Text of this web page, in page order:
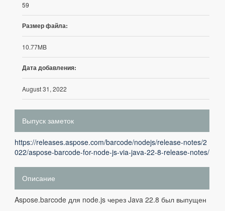
59
Размер файла:
10.77MB
Дата добавления:
August 31, 2022
Выпуск заметок
https://releases.aspose.com/barcode/nodejs/release-notes/2
022/aspose-barcode-for-node-js-via-java-22-8-release-notes/
Описание
Aspose.barcode для node.js через Java 22.8 был выпущен